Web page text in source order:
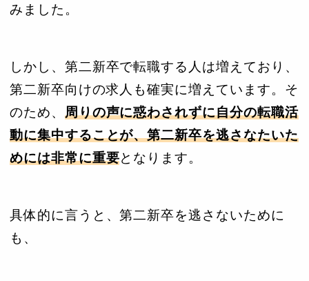
みました。
しかし、第二新卒で転職する人は増えており、
第二新卒向けの求人も確実に増えています。そ
のため、 周りの声に惑わされずに自分の転職活
動に集中することが、第二新卒を逃さなたいた
めには非常に重要となります。
具体的に言うと、第二新卒を逃さないために
も、